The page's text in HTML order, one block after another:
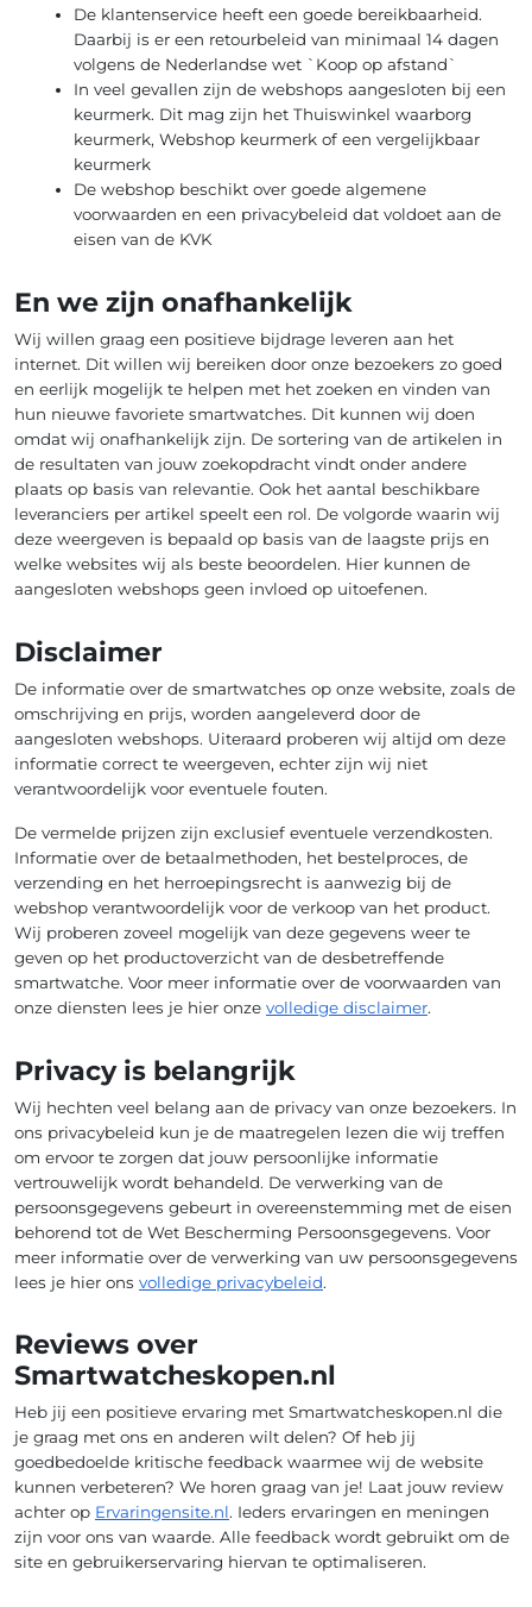
De klantenservice heeft een goede bereikbaarheid.
Daarbij is er een retourbeleid van minimaal 14 dagen
volgens de Nederlandse wet `Koop op afstand`
In veel gevallen zijn de webshops aangesloten bij een
keurmerk. Dit mag zijn het Thuiswinkel waarborg
keurmerk, Webshop keurmerk of een vergelijkbaar
keurmerk
De webshop beschikt over goede algemene
voorwaarden en een privacybeleid dat voldoet aan de
eisen van de KVK
En we zijn onafhankelijk
Wij willen graag een positieve bijdrage leveren aan het
internet. Dit willen wij bereiken door onze bezoekers zo goed
en eerlijk mogelijk te helpen met het zoeken en vinden van
hun nieuwe favoriete smartwatches. Dit kunnen wij doen
omdat wij onafhankelijk zijn. De sortering van de artikelen in
de resultaten van jouw zoekopdracht vindt onder andere
plaats op basis van relevantie. Ook het aantal beschikbare
leveranciers per artikel speelt een rol. De volgorde waarin wij
deze weergeven is bepaald op basis van de laagste prijs en
welke websites wij als beste beoordelen. Hier kunnen de
aangesloten webshops geen invloed op uitoefenen.
Disclaimer
De informatie over de smartwatches op onze website, zoals de
omschrijving en prijs, worden aangeleverd door de
aangesloten webshops. Uiteraard proberen wij altijd om deze
informatie correct te weergeven, echter zijn wij niet
verantwoordelijk voor eventuele fouten.
De vermelde prijzen zijn exclusief eventuele verzendkosten.
Informatie over de betaalmethoden, het bestelproces, de
verzending en het herroepingsrecht is aanwezig bij de
webshop verantwoordelijk voor de verkoop van het product.
Wij proberen zoveel mogelijk van deze gegevens weer te
geven op het productoverzicht van de desbetreffende
smartwatche. Voor meer informatie over de voorwaarden van
onze diensten lees je hier onze volledige disclaimer.
Privacy is belangrijk
Wij hechten veel belang aan de privacy van onze bezoekers. In
ons privacybeleid kun je de maatregelen lezen die wij treffen
om ervoor te zorgen dat jouw persoonlijke informatie
vertrouwelijk wordt behandeld. De verwerking van de
persoonsgegevens gebeurt in overeenstemming met de eisen
behorend tot de Wet Bescherming Persoonsgegevens. Voor
meer informatie over de verwerking van uw persoonsgegevens
lees je hier ons volledige privacybeleid.
Reviews over
Smartwatcheskopen.nl
Heb jij een positieve ervaring met Smartwatcheskopen.nl die
je graag met ons en anderen wilt delen? Of heb jij
goedbedoelde kritische feedback waarmee wij de website
kunnen verbeteren? We horen graag van je! Laat jouw review
achter op Ervaringensite.nl. Ieders ervaringen en meningen
zijn voor ons van waarde. Alle feedback wordt gebruikt om de
site en gebruikerservaring hiervan te optimaliseren.